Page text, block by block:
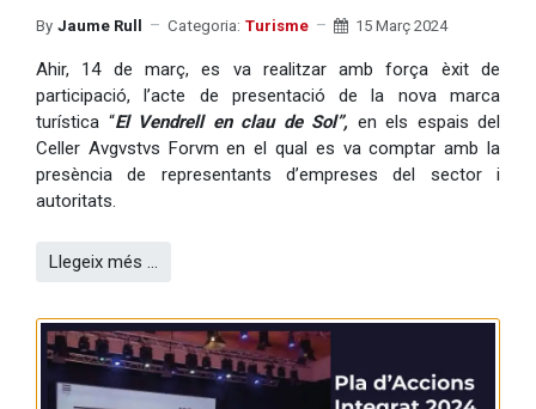
By Jaume Rull Categoria: Turisme 15 Març 2024
Ahir, 14 de març, es va realitzar amb força èxit de
participació, l’acte de presentació de la nova marca
turística “El Vendrell en clau de Sol”, en els espais del
Celler Avgvstvs Forvm en el qual es va comptar amb la
presència de representants d’empreses del sector i
autoritats.
Llegeix més …